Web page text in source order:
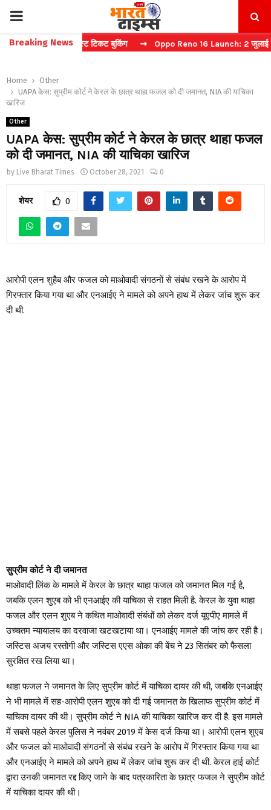
PRIMARY
MENU
Breaking News
कैप्चा करें फास्ट टिकट बुकिंग ⇝ Oppo Reno 16 Launch: 2 जुलाई को भारत
Home
Other
UAPA केस: सुप्रीम कोर्ट ने केरल के छात्र थाहा फजल को दी जमानत, NIA की याचिका
खारिज
Other
UAPA केस: सुप्रीम कोर्ट ने केरल के छात्र थाहा फजल
को दी जमानत, NIA की याचिका खारिज
by Live Bharat Times October 28, 2021 0
शेयर 0
आरोपी एलन शुहैब और फजल को माओवादी संगठनों से संबंध रखने के आरोप में
गिरफ्तार किया गया था और एनआईए ने मामले को अपने हाथ में लेकर जांच शुरू कर
दी थी.
सुप्रीम कोर्ट ने दी जमानत
माओवादी लिंक के मामले में केरल के छात्र थाहा फजल को जमानत मिल गई है,
जबकि एलन शुएब को भी एनआईए की याचिका से राहत मिली है. केरल के युवा थाहा
फजल और एलन शुएब ने कथित माओवादी संबंधों को लेकर दर्ज यूएपीए मामले में
उच्चतम न्यायालय का दरवाजा खटखटाया था। एनआईए मामले की जांच कर रही है।
जस्टिस अजय रस्तोगी और जस्टिस एएस ओका की बेंच ने 23 सितंबर को फैसला
सुरक्षित रख लिया था।
थाहा फजल ने जमानत के लिए सुप्रीम कोर्ट में याचिका दायर की थी, जबकि एनआईए
ने भी मामले में सह-आरोपी एलन शुएब को दी गई जमानत के खिलाफ सुप्रीम कोर्ट में
याचिका दायर की थी। सुप्रीम कोर्ट ने NIA की याचिका खारिज कर दी है. इस मामले
में सबसे पहले केरल पुलिस ने नवंबर 2019 में केस दर्ज किया था। आरोपी एलन शुएब
और फजल को माओवादी संगठनों से संबंध रखने के आरोप में गिरफ्तार किया गया था
और एनआईए ने मामले को अपने हाथ में लेकर जांच शुरू कर दी थी. केरल हाई कोर्ट
द्वारा उनकी जमानत रद्द किए जाने के बाद पत्रकारिता के छात्र फजल ने सुप्रीम कोर्ट
में याचिका दायर की थी।